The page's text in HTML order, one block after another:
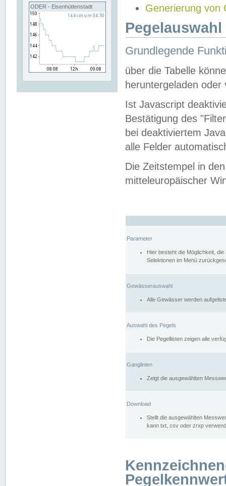
ODER - Eisenhüttenstadt
Generierung von
Grundlegende
über die Tabelle
heruntergeladen oder
Ist Javascript
Bestätigung des
bei deaktiviertem
alle Felder
Die Zeitstempel in
mitteleuropäischer
Parameter
Hier besteht die Möglichkeit,
Selektionen im Menü
Gewässerauswahl
Alle Gewässer werden
Auswahl des Pegels
Die Pegellisten zeigen alle
Ganglinien
Zeigt die ausgewählten
Download
Stellt die ausgewählten
kann txt, csv oder zrxp